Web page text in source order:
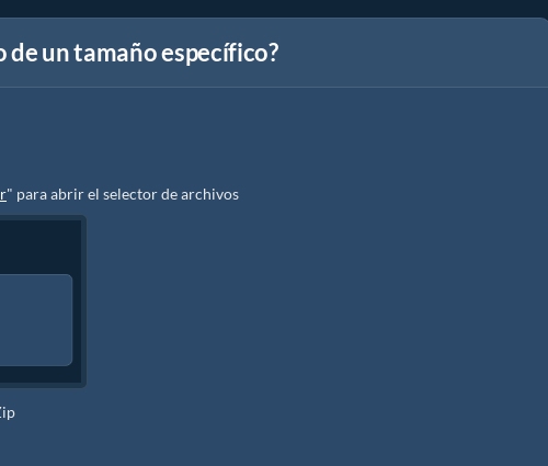
un tamaño específico?
" para abrir el selector de archivos